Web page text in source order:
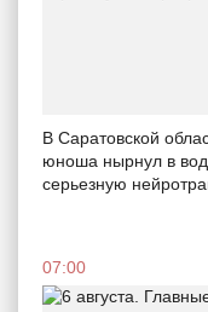
В Саратовской
юноша нырнул в
серьезную
07:00